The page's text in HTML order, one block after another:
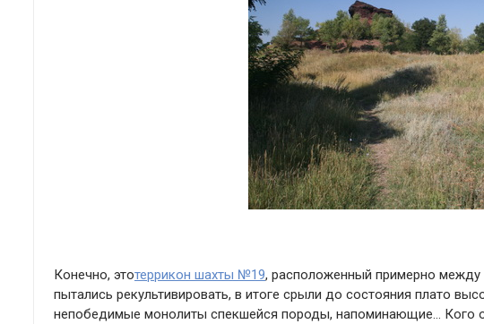
Конечно, этотеррикон шахты №19, расположенный примерно между
пытались рекультивировать, в итоге срыли до состояния плато
непобедимые монолиты спекшейся породы, напоминающие… Кого